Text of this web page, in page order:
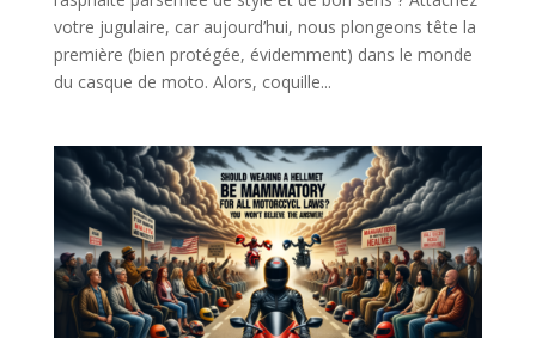
votre jugulaire, car aujourd’hui, nous plongeons tête la
première (bien protégée, évidemment) dans le monde
du casque de moto. Alors, coquille...